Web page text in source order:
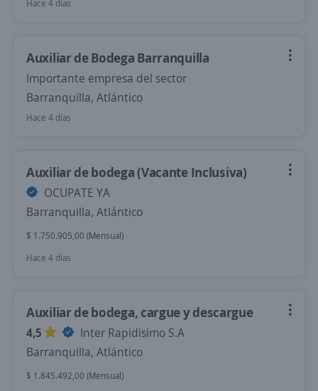
Hace 4 días
Auxiliar de Bodega Barranquilla
Importante empresa del sector
Barranquilla, Atlántico
Hace 4 días
Auxiliar de bodega (Vacante Inclusiva)
OCUPATE YA
Barranquilla, Atlántico
$ 1.750.905,00 (Mensual)
Hace 4 días
Auxiliar de bodega, cargue y descargue
4,5
Inter Rapidisimo S.A
Barranquilla, Atlántico
$ 1.845.492,00 (Mensual)